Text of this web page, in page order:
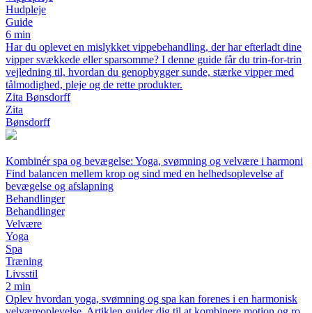
Hudpleje
Guide
6 min
Har du oplevet en mislykket vippebehandling, der har efterladt dine
vipper svækkede eller sparsomme? I denne guide får du trin-for-trin
vejledning til, hvordan du genopbygger sunde, stærke vipper med
tålmodighed, pleje og de rette produkter.
Zita Bønsdorff
Zita
Bønsdorff
Kombinér spa og bevægelse: Yoga, svømning og velvære i harmoni
Find balancen mellem krop og sind med en helhedsoplevelse af
bevægelse og afslapning
Behandlinger
Behandlinger
Velvære
Yoga
Spa
Træning
Livsstil
2 min
Oplev hvordan yoga, svømning og spa kan forenes i en harmonisk